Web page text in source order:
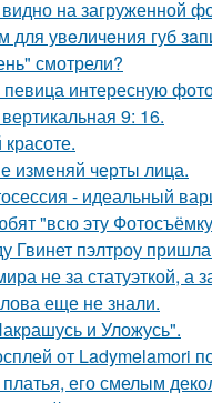
видно на загруженной
для увeличeния губ
смотрели?
интересную
9: 16.
изменяй черты лица.
- идеальный
"всю эту
Гвинет пэлтроу
не за статуэткой, а
еще не знали.
и Уложусь".
от Ladymelamori
его смелым